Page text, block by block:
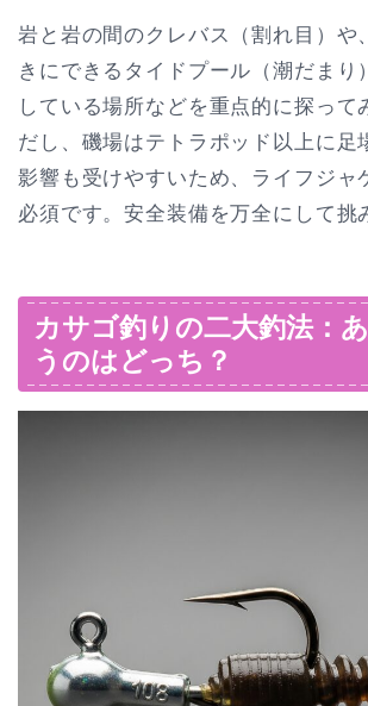
岩と岩の間のクレバス（割れ目）や
きにできるタイドプール（潮だまり
している場所などを重点的に探って
だし、磯場はテトラポッド以上に足
影響も受けやすいため、ライフジャ
必須です。安全装備を万全にして挑
カサゴ釣りの二大釣法：
うのはどっち？